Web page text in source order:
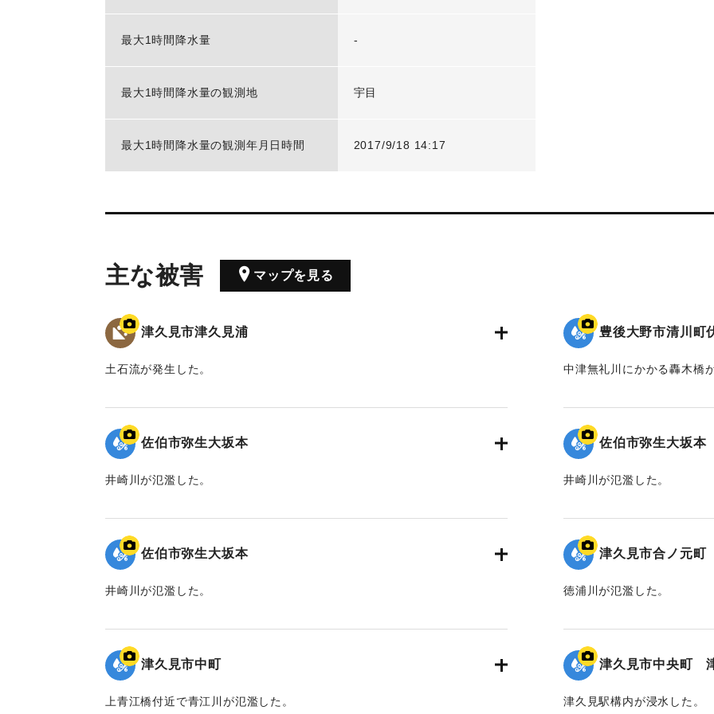
最大1時間降水量 -
最大1時間降水量の観測地 宇目
最大1時間降水量の観測年月日時間 2017/9/18 14:17
主な被害 マップを見る
津久見市津久見浦
土石流が発生した。
｜固有コード:01204098
豊後大野市清川
中津無礼川にかかる轟木橋
｜固有コード:01204097
佐伯市弥生大坂本
井崎川が氾濫した。
｜固有コード:01204096
佐伯市弥生大坂本
井崎川が氾濫した。
｜固有コード:01204095
佐伯市弥生大坂本
井崎川が氾濫した。
｜固有コード:01204094
津久見市合ノ元町
徳浦川が氾濫した。
｜固有コード:01204093
津久見市中町
上青江橋付近で青江川が氾濫した。
津久見市中央町
津久見駅構内が浸水した。